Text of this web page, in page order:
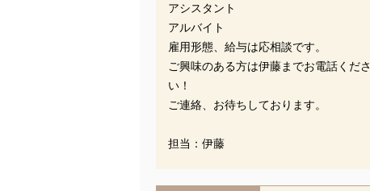
アシスタント
アルバイト
雇用形態、給与は応相談です。
ご興味のある方は伊藤までお電話くださ
い！
ご連絡、お待ちしております。
担当：伊藤